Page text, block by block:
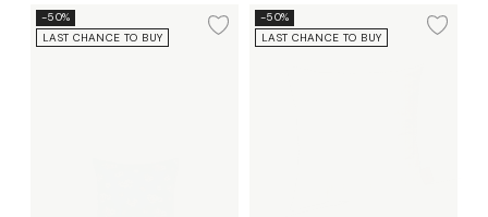
Pudebetræk 63x60 cm
-50%
LAST CHANCE TO BUY
Tilføj til ønskeliste
Pudebetræk 70x50 cm
-50%
LAST CHANCE TO BUY